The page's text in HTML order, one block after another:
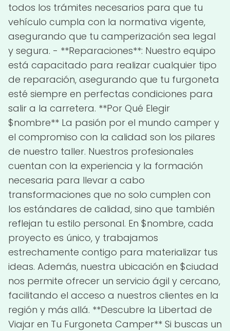
todos los trámites necesarios para que tu
vehículo cumpla con la normativa vigente,
asegurando que tu camperización sea legal
y segura. - **Reparaciones**: Nuestro equipo
está capacitado para realizar cualquier tipo
de reparación, asegurando que tu furgoneta
esté siempre en perfectas condiciones para
salir a la carretera. **Por Qué Elegir
$nombre** La pasión por el mundo camper y
el compromiso con la calidad son los pilares
de nuestro taller. Nuestros profesionales
cuentan con la experiencia y la formación
necesaria para llevar a cabo
transformaciones que no solo cumplen con
los estándares de calidad, sino que también
reflejan tu estilo personal. En $nombre, cada
proyecto es único, y trabajamos
estrechamente contigo para materializar tus
ideas. Además, nuestra ubicación en $ciudad
nos permite ofrecer un servicio ágil y cercano,
facilitando el acceso a nuestros clientes en la
región y más allá. **Descubre la Libertad de
Viajar en Tu Furgoneta Camper** Si buscas un